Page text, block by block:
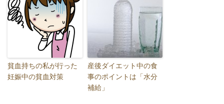
貧血持ちの私が行った
妊娠中の貧血対策
産後ダイエット中の食
事のポイントは「水分
補給」